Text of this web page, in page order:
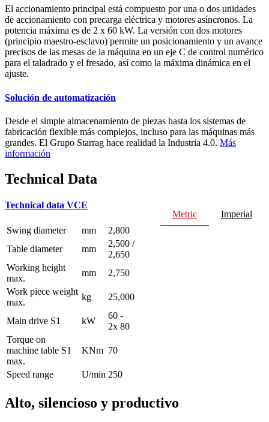
El accionamiento principal está compuesto por una o dos unidades
de accionamiento con precarga eléctrica y motores asíncronos. La
potencia máxima es de 2 x 60 kW. La versión con dos motores
(principio maestro-esclavo) permite un posicionamiento y un avance
precisos de las mesas de la máquina en un eje C de control numérico
para el taladrado y el fresado, así como la máxima dinámica en el
ajuste.
Solución de automatización
Desde el simple almacenamiento de piezas hasta los sistemas de
fabricación flexible más complejos, incluso para las máquinas más
grandes. El Grupo Starrag hace realidad la Industria 4.0. Más
información
Technical Data
Metric Imperial
Technical data VCE
Swing diameter mm
2,800
Table diameter
mm
2,500 /
2,650
Working height
max.
mm
2,750
Work piece weight
max.
kg 25,000
Main drive S1 kW
60 -
2x 80
Torque on
machine table S1
max.
KNm 70
Speed range U/min 250
Alto, silencioso y productivo